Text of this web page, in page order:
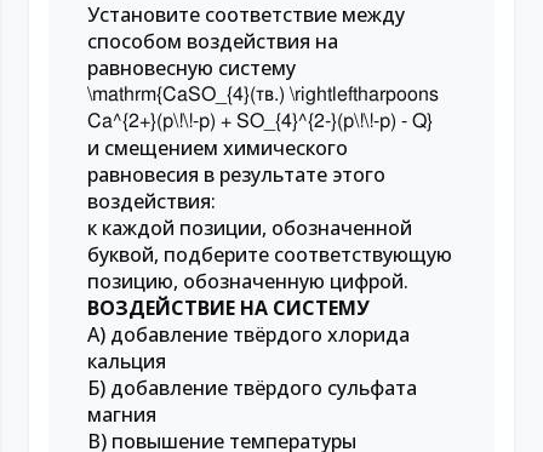
Установите соответствие между
способом воздействия на
равновесную систему
\mathrm{CaSO_{4}(тв.) \rightleftharpoons
Ca^{2+}(р\!\!-р) + SO_{4}^{2-}(р\!\!-р) - Q}
и смещением химического
равновесия в результате этого
воздействия:
к каждой позиции, обозначенной
буквой, подберите соответствующую
позицию, обозначенную цифрой.
ВОЗДЕЙСТВИЕ НА СИСТЕМУ
А) добавление твёрдого хлорида
кальция
Б) добавление твёрдого сульфата
магния
В) повышение температуры